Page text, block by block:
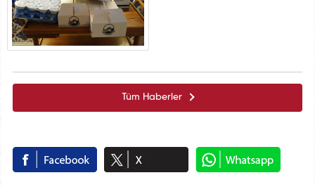
Tüm Haberler